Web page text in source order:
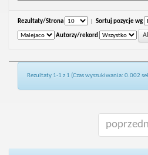
Rezultaty/Strona Sortuj pozycje wg
Autorzy/rekord
Rezultaty 1-1 z 1 (Czas wyszukiwania: 0.002